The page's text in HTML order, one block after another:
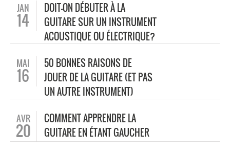
JAN
14
DOIT-ON DÉBUTER À LA
GUITARE SUR UN INSTRUMENT
ACOUSTIQUE OU ÉLECTRIQUE?
MAI
16
50 BONNES RAISONS DE
JOUER DE LA GUITARE (ET PAS
UN AUTRE INSTRUMENT)
AVR
20
COMMENT APPRENDRE LA
GUITARE EN ÉTANT GAUCHER